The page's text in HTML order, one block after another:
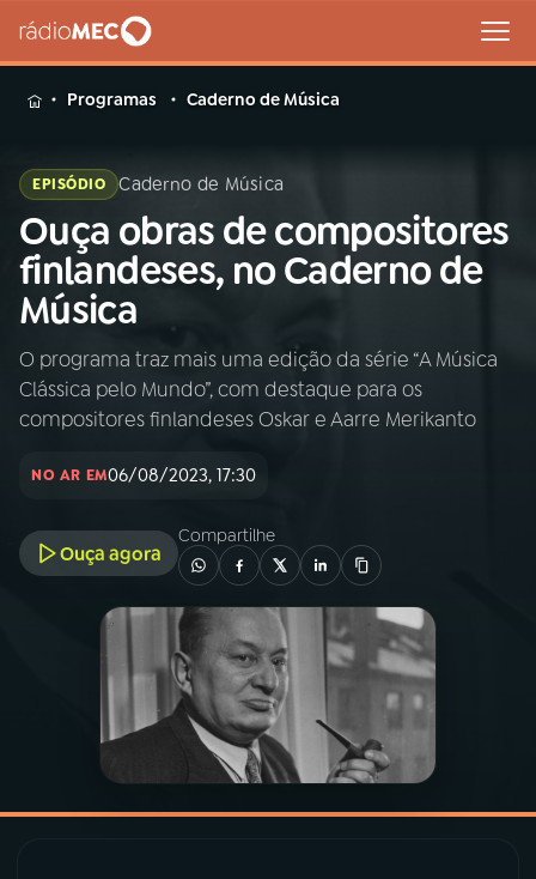
MENU
Buscar
na
Rádio
MEC
Buscar
Início AO VIVO
PROGRAMAS
Programas Caderno de Música
EPISÓDIO Caderno de Música
Ouça obras de compositores
finlandeses, no Caderno de
Música
O programa traz mais uma edição da série “A Música
Clássica pelo Mundo”, com destaque para os
compositores finlandeses Oskar e Aarre Merikanto
NO AR EM06/08/2023, 17:30
Ouça agora
Compartilhe